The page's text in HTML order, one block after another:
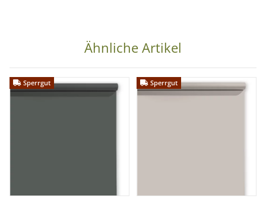
Ähnliche Artikel
Sperrgut Sperrgut